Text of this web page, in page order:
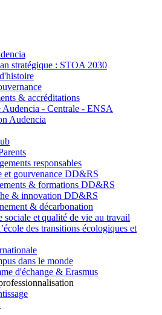
stratégique : STOA 2030
& accréditations
Audencia - Centrale - ENSA
Audencia
responsables
et gourvenance DD&RS
& formations DD&RS
& innovation DD&RS
& décarbonation
sociale et qualité de vie au travail
des transitions écologiques et
dans le monde
d'échange & Erasmus